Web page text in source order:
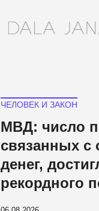
ЧЕЛОВЕК И ЗАКОН
МВД: число
связанных с
денег,
рекордного